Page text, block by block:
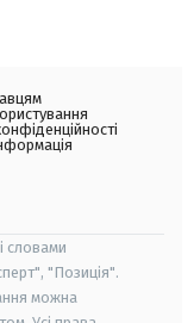
словами
"Позиція".
можна